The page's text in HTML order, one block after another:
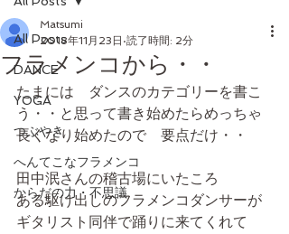
All Posts
DANCE
YOGA
つぶやき
へんてこなフラメンコ
からだの力・不思議
フラメンコから・・
Matsumi
2018年11月23日 読了時間: 2分
たまには　ダンスのカテゴリーを書こ
う・・と思って書き始めたらめっちゃ
長くなり始めたので　要点だけ・・
田中泯さんの稽古場にいたころ
ある駆け出しのフラメンコダンサーが
ギタリスト同伴で踊りに来てくれて